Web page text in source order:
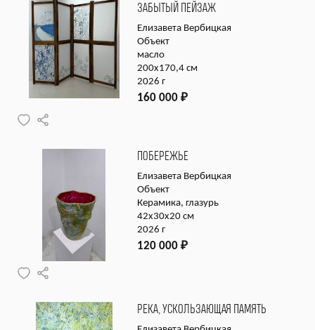
ЗАБЫТЫЙ ПЕЙЗАЖ
Елизавета Вербицкая
Объект
масло
200х170,4 см
2026 г
160 000 ₽
ПОБЕРЕЖЬЕ
Елизавета Вербицкая
Объект
Керамика, глазурь
42х30х20 см
2026 г
120 000 ₽
РЕКА, УСКОЛЬЗАЮЩАЯ ПАМЯТЬ